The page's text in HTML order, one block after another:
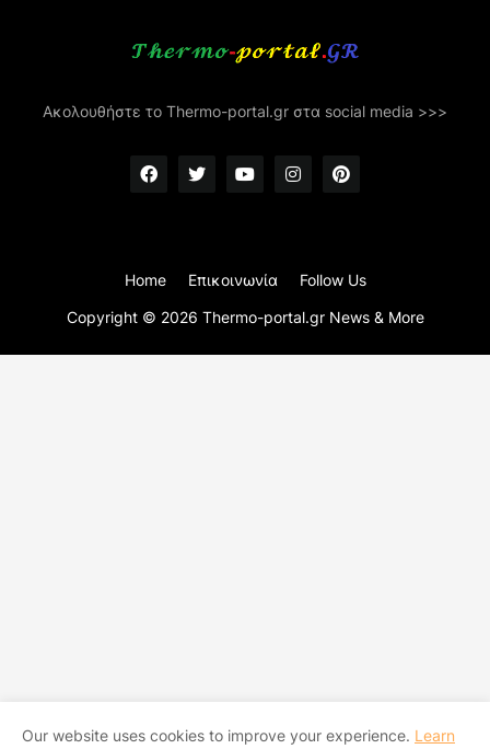
Ακολουθήστε το Thermo-portal.gr στα social media >>>
Copyright © 2026 Thermo-portal.gr News & More
Home Επικοινωνία Follow Us
Our website uses cookies to improve your experience. Learn